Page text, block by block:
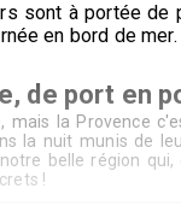
sont à portée
en bord de mer.
de port en
mais la Provence
la nuit munis de
belle région
!